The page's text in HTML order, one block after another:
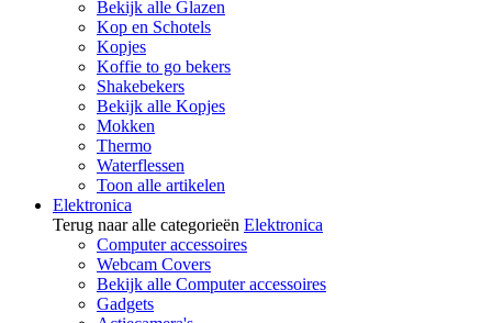
Bekijk alle Glazen
Kop en Schotels
Kopjes
Koffie to go bekers
Shakebekers
Bekijk alle Kopjes
Mokken
Thermo
Waterflessen
Toon alle artikelen
Elektronica
Terug naar alle categorieën Elektronica
Computer accessoires
Webcam Covers
Bekijk alle Computer accessoires
Gadgets